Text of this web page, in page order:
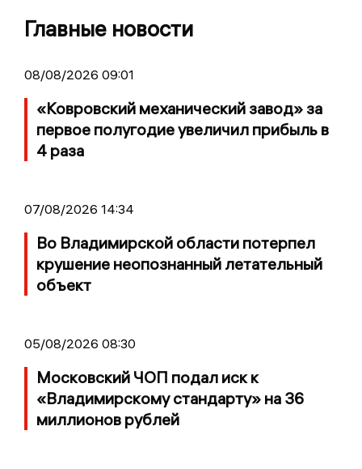
Главные новости
08/08/2026 09:01
«Ковровский механический завод» за
первое полугодие увеличил прибыль в
4 раза
07/08/2026 14:34
Во Владимирской области потерпел
крушение неопознанный летательный
объект
05/08/2026 08:30
Московский ЧОП подал иск к
«Владимирскому стандарту» на 36
миллионов рублей